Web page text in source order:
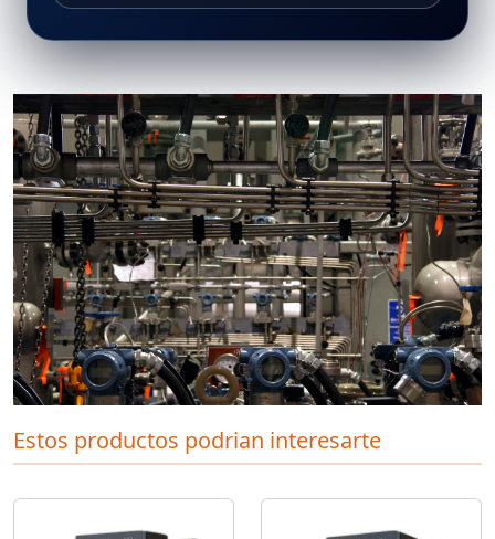
Estos productos podrian interesarte